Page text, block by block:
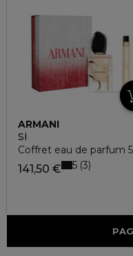
ARMANI
SÌ
Coffret eau de parfum
141,50 € 5 3